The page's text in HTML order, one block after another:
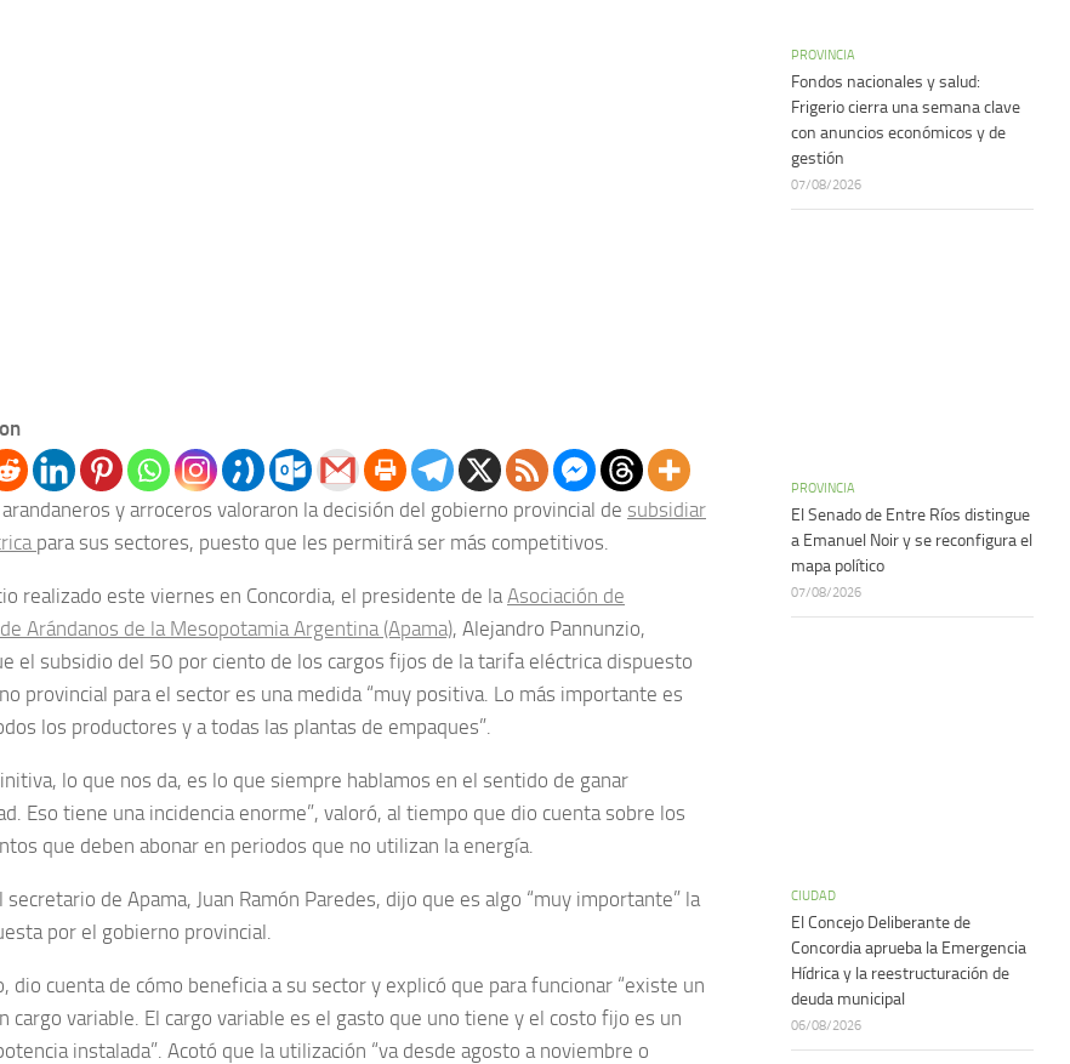
y arroceros valoraron la decisión del gobierno provincial de subsidiar
para sus sectores, puesto que les permitirá ser más competitivos.
realizado este viernes en Concordia, el presidente de laAsociación de
Arándanos de la Mesopotamia Argentina (Apama), Alejandro Pannunzio,
el subsidio del 50 por ciento de los cargos fijos de la tarifa eléctrica dispuesto
provincial para el sector es una medida “muy positiva. Lo más importante es
los productores y a todas las plantas de empaques”.
lo que nos da, es lo que siempre hablamos en el sentido de ganar
Eso tiene una incidencia enorme”, valoró, al tiempo que dio cuenta sobre los
que deben abonar en periodos que no utilizan la energía.
de Apama, Juan Ramón Paredes, dijo que es algo “muy importante” la
por el gobierno provincial.
dio cuenta de cómo beneficia a su sector y explicó que para funcionar “existe un
cargo variable. El cargo variable es el gasto que uno tiene y el costo fijo es un
instalada”. Acotó que la utilización “va desde agosto a noviembre o
PROVINCIA
Fondos nacionales y salud:
Frigerio cierra una semana clave
con anuncios económicos y de
gestión
07/08/2026
PROVINCIA
El Senado de Entre Ríos distingue
a Emanuel Noir y se reconfigura el
mapa político
07/08/2026
CIUDAD
El Concejo Deliberante de
Concordia aprueba la Emergencia
Hídrica y la reestructuración de
deuda municipal
06/08/2026